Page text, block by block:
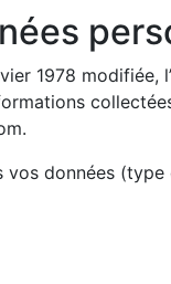
1978 modifiée,
données